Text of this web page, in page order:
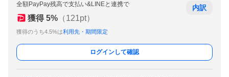
全額PayPay残高で支払い&LINEと連携で
獲得 5% （121pt）
獲得のうち4.5%は利用先・期間限定
内訳
ログインして確認